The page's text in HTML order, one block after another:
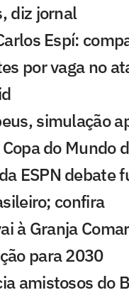
diz jornal
Espí:
por vaga no
simulação
do Mundo
ESPN debate
confira
à Granja
para 2030
amistosos do